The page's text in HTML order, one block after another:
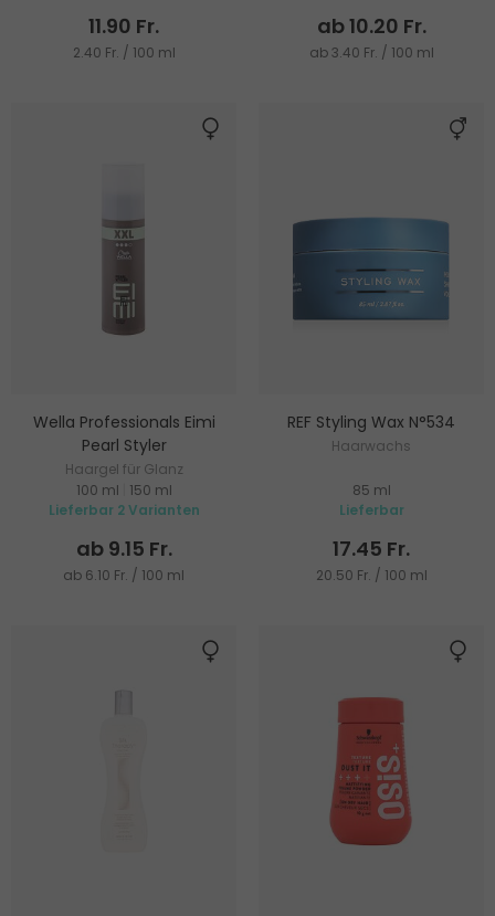
11.90 Fr.
2.40 Fr. / 100 ml
ab 10.20 Fr.
ab 3.40 Fr. / 100 ml
Wella Professionals Eimi
Pearl Styler
Haargel für Glanz
100 ml
150 ml
Lieferbar 2 Varianten
ab 9.15 Fr.
ab 6.10 Fr. / 100 ml
REF Styling Wax N°534
Haarwachs
85 ml
Lieferbar
17.45 Fr.
20.50 Fr. / 100 ml